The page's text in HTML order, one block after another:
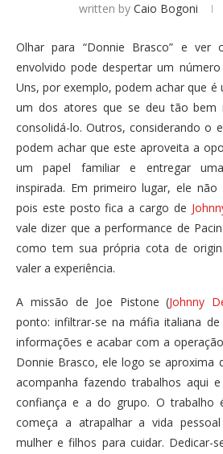
written by Caio Bogoni
Olhar para “Donnie Brasco” e ver
envolvido pode despertar um
Uns, por exemplo, podem achar que
um dos atores que se deu tão bem
consolidá-lo. Outros, considerando o
podem achar que este aproveita a
um papel familiar e entregar
inspirada. Em primeiro lugar, ele
pois este posto fica a cargo de
vale dizer que a performance de
como tem sua própria cota de
valer a experiência.
A missão de Joe Pistone (Johnny
ponto: infiltrar-se na máfia italiana
informações e acabar com a
Donnie Brasco, ele logo se aproxima
acompanha fazendo trabalhos aqui
confiança e a do grupo. O trabalho
começa a atrapalhar a vida
mulher e filhos para cuidar. Dedicar-